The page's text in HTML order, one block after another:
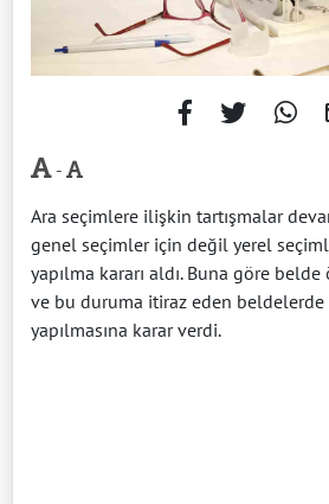
-
Ara seçimlere ilişkin tartışmalar
genel seçimler için değil yerel
yapılma kararı aldı. Buna göre
ve bu duruma itiraz eden beldelerde
yapılmasına karar verdi.